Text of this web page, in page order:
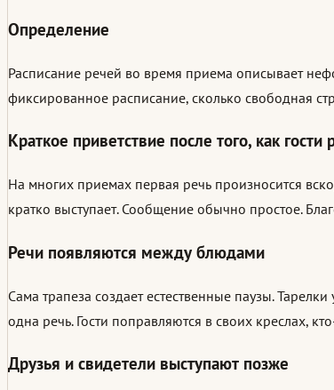
Определение
Расписание речей во время приема описывает
фиксированное расписание, сколько свободная
Краткое приветствие после того, как гости
На многих приемах первая речь произносится
кратко выступает. Сообщение обычно простое.
Речи появляются между блюдами
Сама трапеза создает естественные паузы.
одна речь. Гости поправляются в своих креслах,
Друзья и свидетели выступают позже